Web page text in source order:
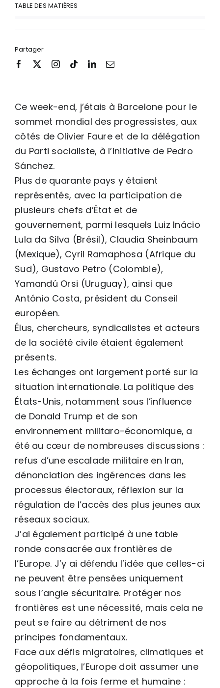
TABLE DES MATIÈRES
Partager
Ce week-end, j’étais à Barcelone pour le
sommet mondial des progressistes, aux
côtés de Olivier Faure et de la délégation
du Parti socialiste, à l’initiative de Pedro
Sánchez.
Plus de quarante pays y étaient
représentés, avec la participation de
plusieurs chefs d’État et de
gouvernement, parmi lesquels Luiz Inácio
Lula da Silva (Brésil), Claudia Sheinbaum
(Mexique), Cyril Ramaphosa (Afrique du
Sud), Gustavo Petro (Colombie),
Yamandú Orsi (Uruguay), ainsi que
António Costa, président du Conseil
européen.
Élus, chercheurs, syndicalistes et acteurs
de la société civile étaient également
présents.
Les échanges ont largement porté sur la
situation internationale. La politique des
États-Unis, notamment sous l’influence
de Donald Trump et de son
environnement militaro-économique, a
été au cœur de nombreuses discussions :
refus d’une escalade militaire en Iran,
dénonciation des ingérences dans les
processus électoraux, réflexion sur la
régulation de l’accès des plus jeunes aux
réseaux sociaux.
J’ai également participé à une table
ronde consacrée aux frontières de
l’Europe. J’y ai défendu l’idée que celles-ci
ne peuvent être pensées uniquement
sous l’angle sécuritaire. Protéger nos
frontières est une nécessité, mais cela ne
peut se faire au détriment de nos
principes fondamentaux.
Face aux défis migratoires, climatiques et
géopolitiques, l’Europe doit assumer une
approche à la fois ferme et humaine :